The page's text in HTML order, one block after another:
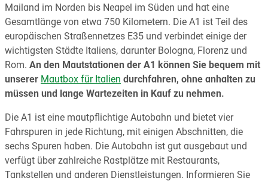
Mailand im Norden bis Neapel im Süden und hat eine
Gesamtlänge von etwa 750 Kilometern. Die A1 ist Teil des
europäischen Straßennetzes E35 und verbindet einige der
wichtigsten Städte Italiens, darunter Bologna, Florenz und
Rom. An den Mautstationen der A1 können Sie bequem mit
unserer Mautbox für Italien durchfahren, ohne anhalten zu
müssen und lange Wartezeiten in Kauf zu nehmen.
Die A1 ist eine mautpflichtige Autobahn und bietet vier
Fahrspuren in jede Richtung, mit einigen Abschnitten, die
sechs Spuren haben. Die Autobahn ist gut ausgebaut und
verfügt über zahlreiche Rastplätze mit Restaurants,
Tankstellen und anderen Dienstleistungen. Informieren Sie